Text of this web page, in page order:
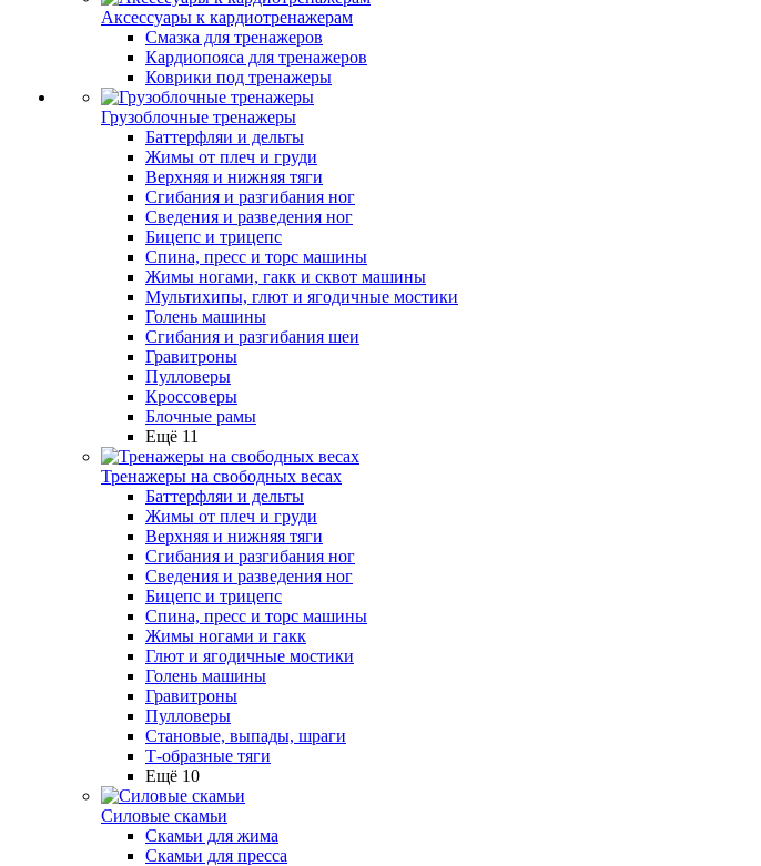
Аксессуары к кардиотренажерам
Смазка для тренажеров
Кардиопояса для тренажеров
Коврики под тренажеры
Грузоблочные тренажеры
Баттерфляи и дельты
Жимы от плеч и груди
Верхняя и нижняя тяги
Сгибания и разгибания ног
Сведения и разведения ног
Бицепс и трицепс
Спина, пресс и торс машины
Жимы ногами, гакк и сквот машины
Мультихипы, глют и ягодичные мостики
Голень машины
Сгибания и разгибания шеи
Гравитроны
Пулловеры
Кроссоверы
Блочные рамы
Ещё 11
Тренажеры на свободных весах
Баттерфляи и дельты
Жимы от плеч и груди
Верхняя и нижняя тяги
Сгибания и разгибания ног
Сведения и разведения ног
Бицепс и трицепс
Спина, пресс и торс машины
Жимы ногами и гакк
Глют и ягодичные мостики
Голень машины
Гравитроны
Пулловеры
Становые, выпады, шраги
Т-образные тяги
Ещё 10
Силовые скамьи
Скамьи для жима
Скамьи для пресса